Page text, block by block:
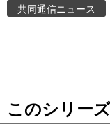
お知らせ
共同通信ニュース
このシリー